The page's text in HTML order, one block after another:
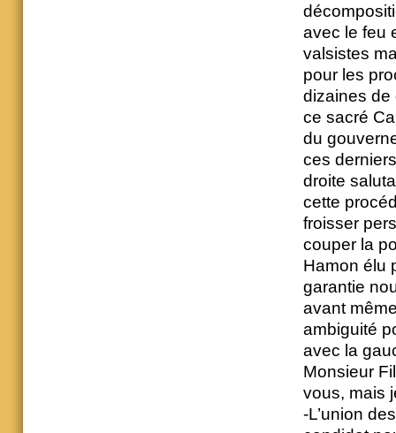
avec le feu
valsistes
pour les
dizaines de
ce sacré
du
ces
droite
cette
froisser
couper la
Hamon élu
garantie
avant
ambiguité
avec la
Monsieur
vous, mais
-L’union